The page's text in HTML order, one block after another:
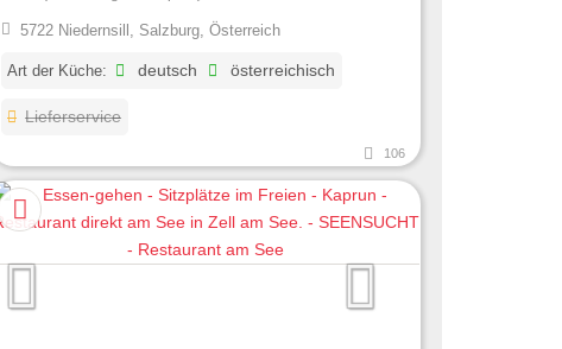
5722 Niedernsill, Salzburg, Österreich
Art der Küche: deutsch österreichisch
Lieferservice
106